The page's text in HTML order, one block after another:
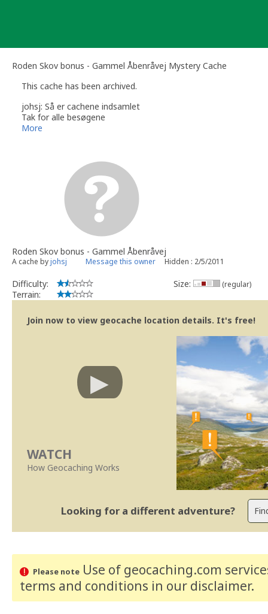
Roden Skov bonus - Gammel Åbenråvej Mystery Cache
This cache has been archived.
johsj: Så er cachene indsamlet
Tak for alle besøgene
More
Roden Skov bonus - Gammel Åbenråvej
A cache byjohsj Message this owner Hidden : 2/5/2011
Difficulty:
Terrain:
Size: (regular)
Join now to view geocache location details. It's free!
WATCH
How Geocaching Works
Looking for a different adventure?
Please noteUse of geocaching.com
terms and conditions in our disclaimer.